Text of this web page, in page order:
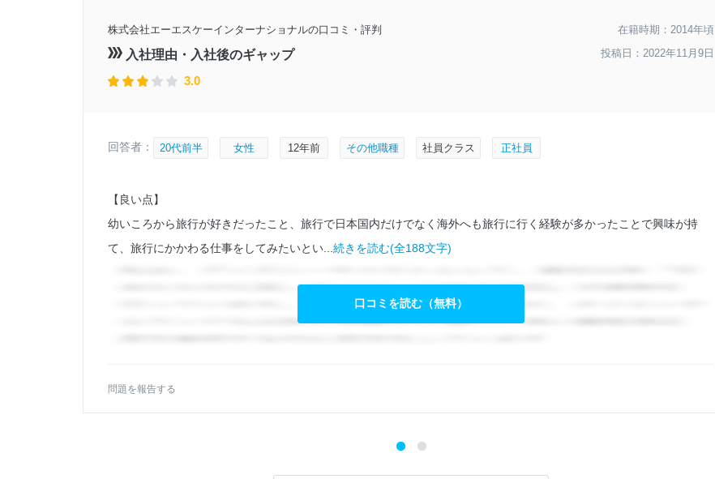
株式会社エーエスケーインターナショナルの口コミ・評判
入社理由・入社後のギャップ
3.0
在籍時期：2014年頃
投稿日：2022年11月9日
回答者： 20代前半 女性 12年前 その他職種 社員クラス 正社員
【良い点】
幼いころから旅行が好きだったこと、旅行で日本国内だけでなく海外へも旅行に行く経験が多かったことで興味が持
て、旅行にかかわる仕事をしてみたいとい... 続きを読む(全188文字)
口コミを読む（無料）
問題を報告する